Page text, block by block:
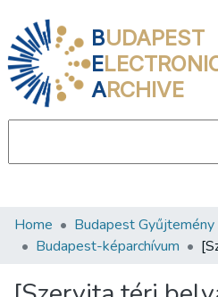
BUDAPEST
E
ARCHIVE
Communities & Collections
Home Budapest Gyűjtemény
Budapest-képarchívum